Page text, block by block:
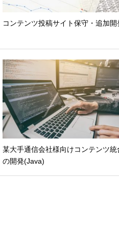
コンテンツ投稿サイト保守・追加開
某大手通信会社様向けコンテンツ統
の開発(Java)